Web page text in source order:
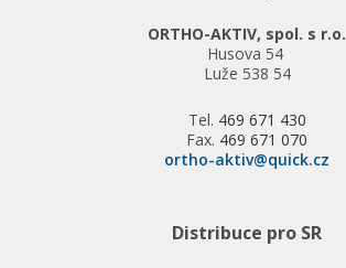
ORTHO-AKTIV, spol. s r.o.
Husova 54
Luže 538 54
Tel. 469 671 430
Fax. 469 671 070
ortho-aktiv@quick.cz
Distribuce pro SR